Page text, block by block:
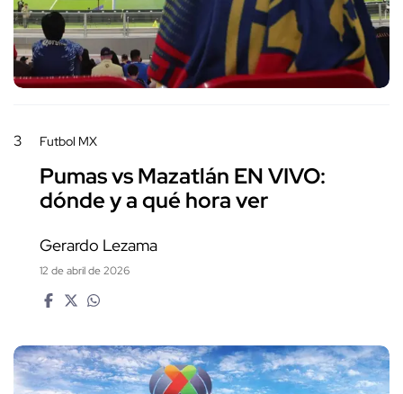
3 Futbol MX
Pumas vs Mazatlán EN VIVO:
dónde y a qué hora ver
Gerardo Lezama
12 de abril de 2026